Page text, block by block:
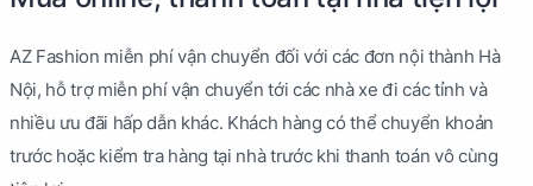
AZ Fashion miễn phí vận chuyển đối với các đơn nội thành Hà
Nội, hỗ trợ miễn phí vận chuyển tới các nhà xe đi các tỉnh và
nhiều ưu đãi hấp dẫn khác. Khách hàng có thể chuyển khoản
trước hoặc kiểm tra hàng tại nhà trước khi thanh toán vô cùng